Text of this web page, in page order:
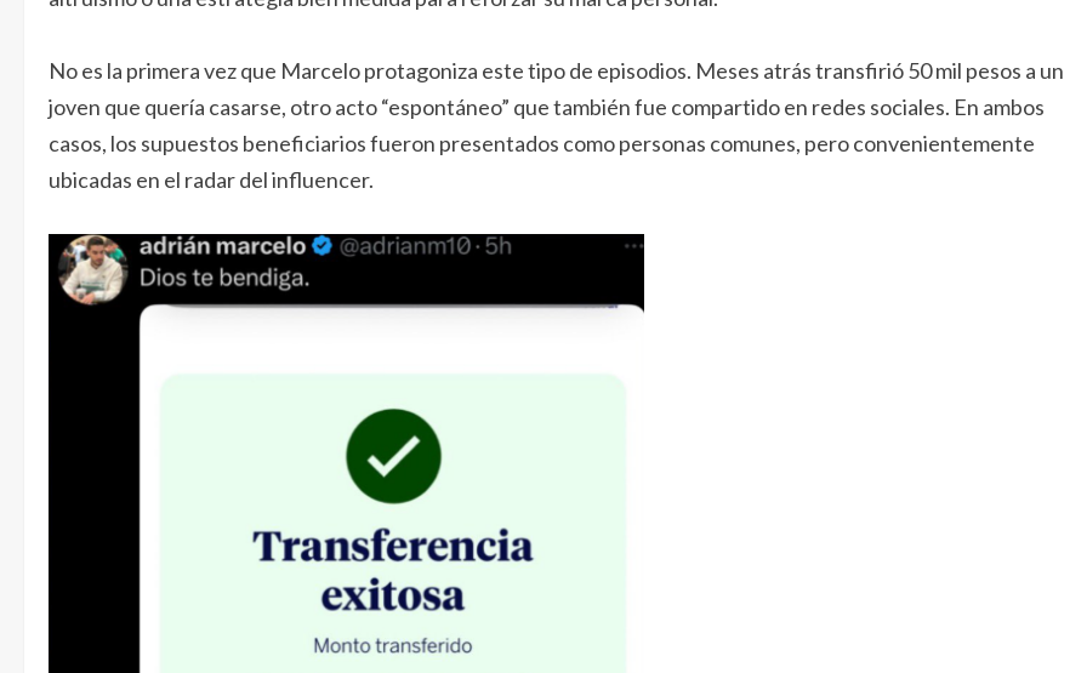
No es la primera vez que Marcelo protagoniza este tipo de episodios. Meses atrás transfirió 50 mil pesos a un
joven que quería casarse, otro acto “espontáneo” que también fue compartido en redes sociales. En ambos
casos, los supuestos beneficiarios fueron presentados como personas comunes, pero convenientemente
ubicadas en el radar del influencer.